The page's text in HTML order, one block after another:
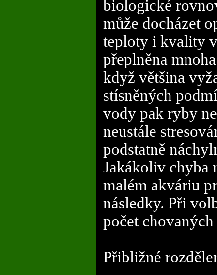
biologické
může docházet
teploty i kvality
přeplněna
když většina
stísněných
vody pak ryby
neustále
podstatně
Jakákoliv chyba
malém akváriu
následky. Při
počet
Přibližné